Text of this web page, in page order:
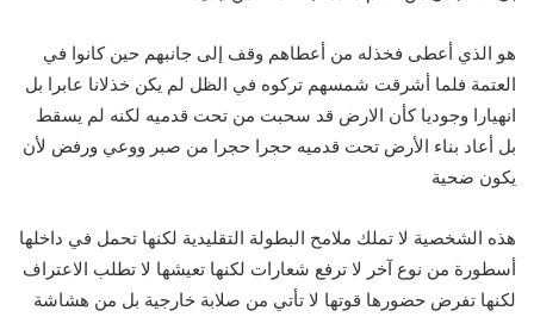
هو الذي أعطى فخذله من أعطاهم وقف إلى جانبهم حين كانوا في
العتمة فلما أشرقت شمسهم تركوه في الظل لم يكن خذلانا عابرا بل
انهيارا وجوديا كأن الارض قد سحبت من تحت قدميه لكنه لم يسقط
بل أعاد بناء الأرض تحت قدميه حجرا حجرا من صبر ووعي ورفض لأن
يكون ضحية
هذه الشخصية لا تملك ملامح البطولة التقليدية لكنها تحمل في داخلها
أسطورة من نوع آخر لا ترفع شعارات لكنها تعيشها لا تطلب الاعتراف
لكنها تفرض حضورها قوتها لا تأتي من صلابة خارجية بل من هشاشة